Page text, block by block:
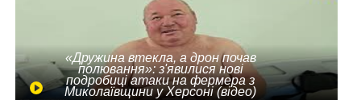
«Дружина втекла, а дрон почав
полювання»: з'явилися нові
подробиці атаки на фермера з
Миколаївщини у Херсоні (відео)